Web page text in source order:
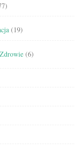
(19)
Zdrowie (6)